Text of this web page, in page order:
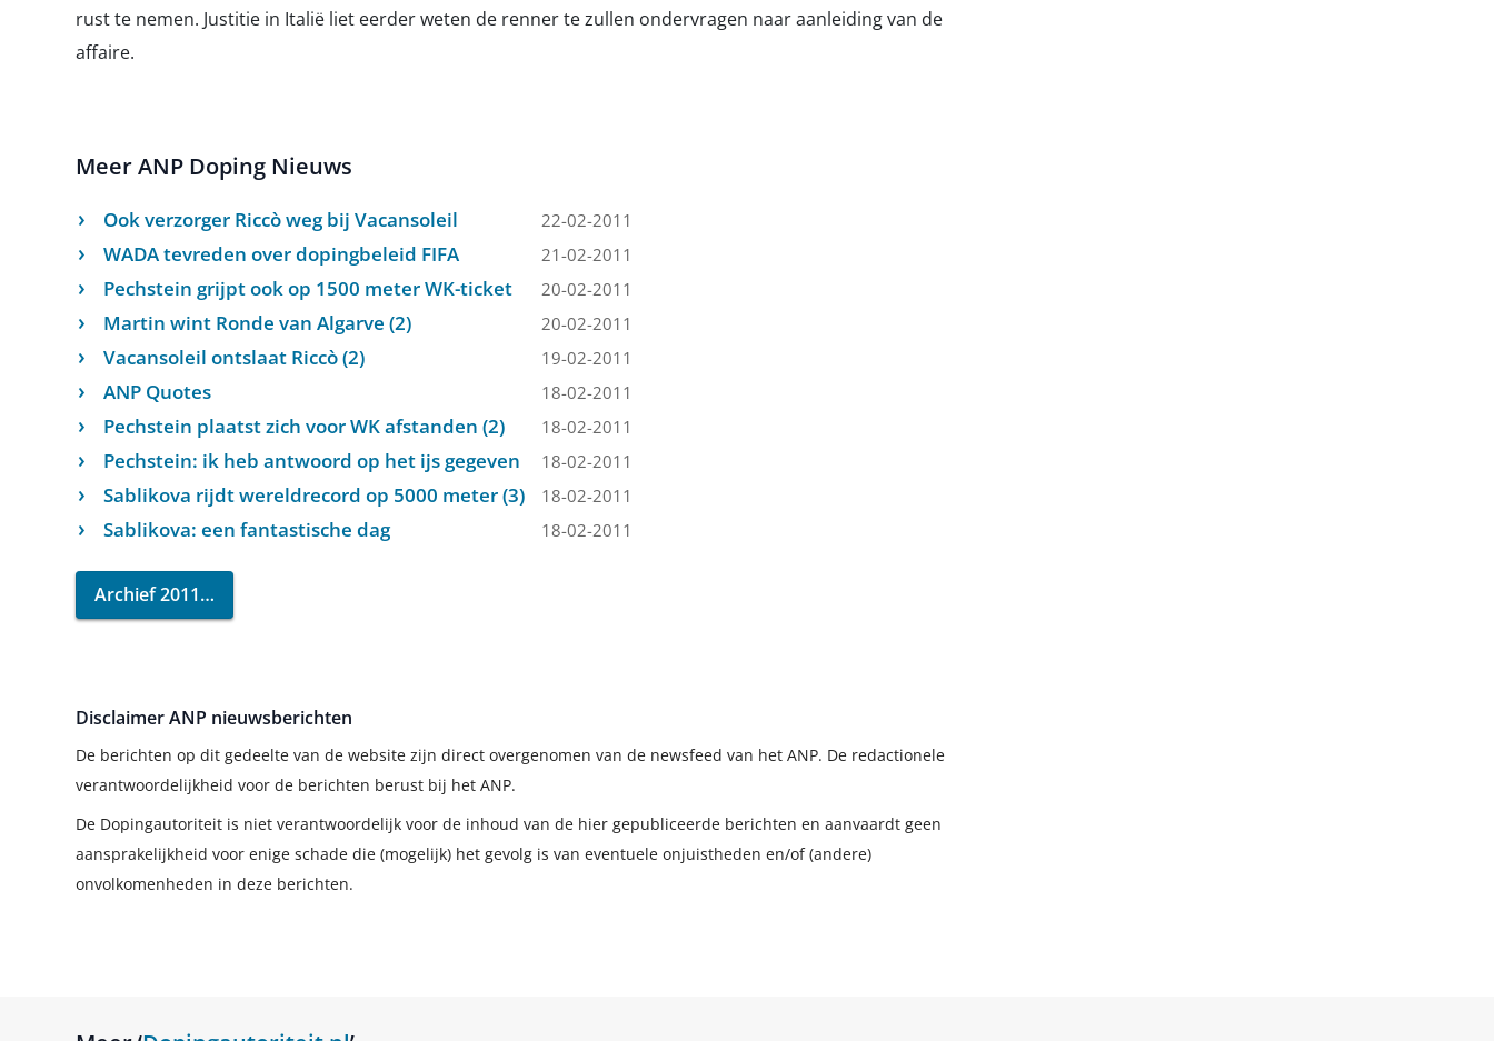
rust te nemen. Justitie in Italië liet eerder weten de renner te zullen ondervragen naar aanleiding van de
affaire.
Meer ANP Doping Nieuws
Ook verzorger Riccò weg bij Vacansoleil 22-02-2011
WADA tevreden over dopingbeleid FIFA 21-02-2011
Pechstein grijpt ook op 1500 meter WK-ticket 20-02-2011
Martin wint Ronde van Algarve (2) 20-02-2011
Vacansoleil ontslaat Riccò (2) 19-02-2011
ANP Quotes 18-02-2011
Pechstein plaatst zich voor WK afstanden (2) 18-02-2011
Pechstein: ik heb antwoord op het ijs gegeven 18-02-2011
Sablikova rijdt wereldrecord op 5000 meter (3) 18-02-2011
Sablikova: een fantastische dag 18-02-2011
Archief 2011
Disclaimer ANP nieuwsberichten
De berichten op dit gedeelte van de website zijn direct overgenomen van de newsfeed van het ANP. De redactionele
verantwoordelijkheid voor de berichten berust bij het ANP.
De Dopingautoriteit is niet verantwoordelijk voor de inhoud van de hier gepubliceerde berichten en aanvaardt geen
aansprakelijkheid voor enige schade die (mogelijk) het gevolg is van eventuele onjuistheden en/of (andere)
onvolkomenheden in deze berichten.